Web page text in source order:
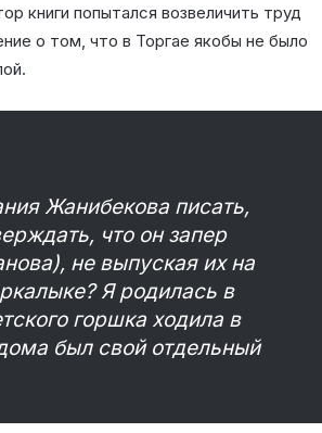
книги попытался возвеличить труд
о том, что в Торгае якобы не было
Жанибекова писать,
что он запер
не выпуская их на
Я родилась в
горшка ходила в
был свой отдельный